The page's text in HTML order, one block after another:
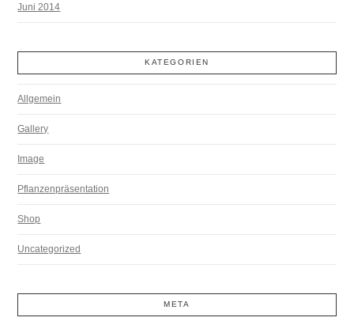
Juni 2014
KATEGORIEN
Allgemein
Gallery
Image
Pflanzenpräsentation
Shop
Uncategorized
META